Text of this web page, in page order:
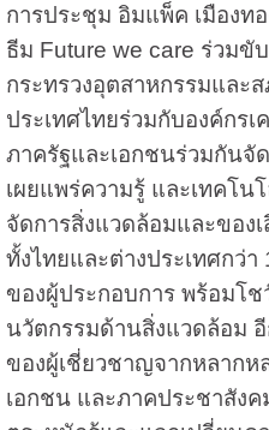
การประชุม อิมแพ็ค เมืองท
ธีม Future we care ร่วมขั
กระทรวงอุตสาหกรรมและ
ประเทศไทยร่วมกับองค์กร
ภาครัฐและเอกชนร่วมกันจั
เผยแพร่ความรู้ และเทคโน
จัดการสิ่งแวดล้อมและของ
ทั้งไทยและต่างประเทศกว่
ของผู้ประกอบการ พร้อมโ
นวัตกรรมด้านสิ่งแวดล้อม
ของผู้เชี่ยวชาญจากหลากห
เอกชน และภาคประชาสัง